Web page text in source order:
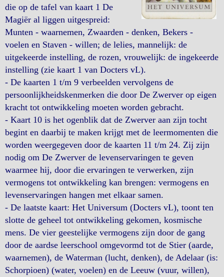
die op de tafel van kaart 1 De
Magiër al liggen uitgespreid:
Munten - waarnemen, Zwaarden - denken, Bekers -
voelen en Staven - willen; de lelies, mannelijk: de
uitgekeerde instelling, de rozen, vrouwelijk: de ingekeerde
instelling (zie kaart 1 van Docters vL).
- De kaarten 1 t/m 9 verbeelden vervolgens de
persoonlijkheidskenmerken die door De Zwerver op eigen
kracht tot ontwikkeling moeten worden gebracht.
- Kaart 10 is het ogenblik dat de Zwerver aan zijn tocht
begint en daarbij te maken krijgt met de leermomenten die
worden weergegeven door de kaarten 11 t/m 24. Zij zijn
nodig om De Zwerver de levenservaringen te geven
waarmee hij, door die ervaringen te verwerken, zijn
vermogens tot ontwikkeling kan brengen: vermogens en
levenservaringen hangen met elkaar samen.
- De laatste kaart: Het Universum (Docters vL), toont ten
slotte de geheel tot ontwikkeling gekomen, kosmische
mens. De vier geestelijke vermogens zijn door de gang
door de aardse leerschool omgevormd tot de Stier (aarde,
waarnemen), de Waterman (lucht, denken), de Adelaar (is:
Schorpioen) (water, voelen) en de Leeuw (vuur, willen),